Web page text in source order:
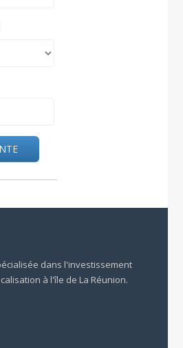
dans l'investissement
à l'île de La Réunion.